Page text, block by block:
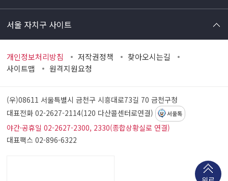
서울 자치구 사이트
개인정보처리방침 저작권정책
찾아오시는길
사이트맵
원격지원요청
(우)08611 서울특별시 금천구 시흥대로73길 70금천구청
대표전화 02-2627-2114(120 다산콜센터로연결)
서울톡
야간·공휴일 02-2627-2300, 2330(종합상황실로 연결)
대표팩스 02-896-6322